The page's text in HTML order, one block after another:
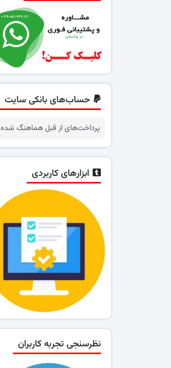
حساب‌های بانکی سایت
پرداخت‌های از قبل هماهنگ شده
ابزارهای کاربردی
نظرسنجی تجربه کاربران